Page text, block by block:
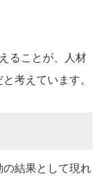
ることが、人材
考えています。
結果として現れ